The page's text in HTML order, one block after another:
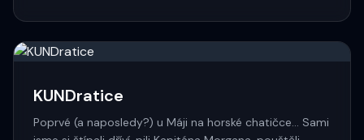
KUNDratice
Poprvé (a naposledy?) u Máji na horské chatičce... Sami